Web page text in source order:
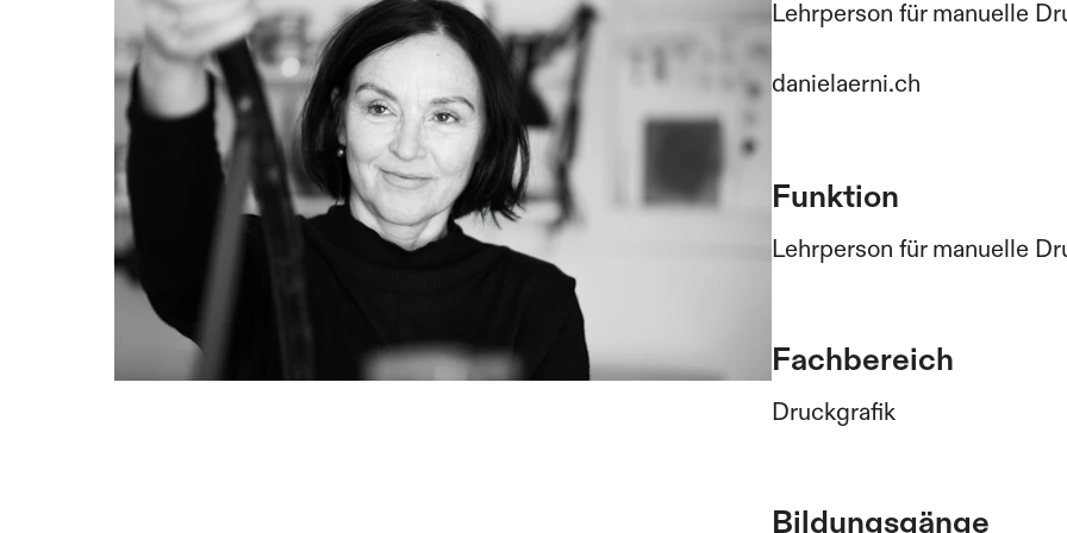
Lehrperson für manuelle
danielaerni.ch
Funktion
Lehrperson für manuelle
Fachbereich
Druckgrafik
Bildungsgänge